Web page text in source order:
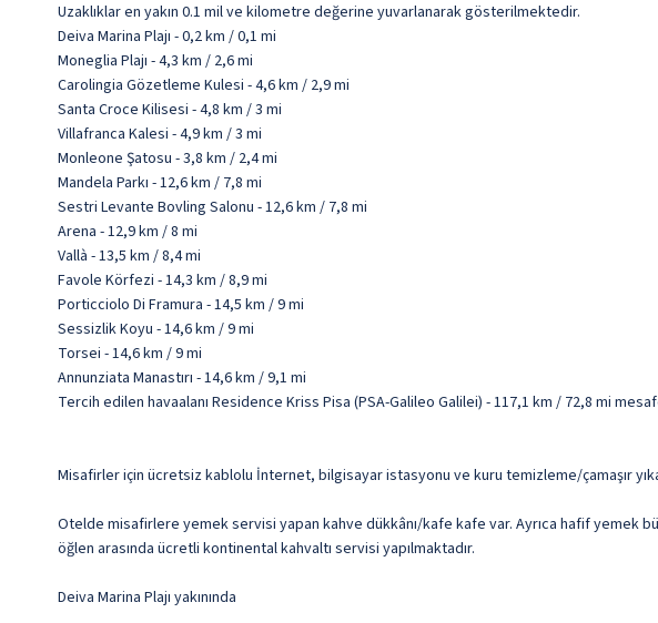
Uzaklıklar en yakın 0.1 mil ve kilometre değerine yuvarlanarak gösterilmektedir.
Deiva Marina Plajı - 0,2 km / 0,1 mi
Moneglia Plajı - 4,3 km / 2,6 mi
Carolingia Gözetleme Kulesi - 4,6 km / 2,9 mi
Santa Croce Kilisesi - 4,8 km / 3 mi
Villafranca Kalesi - 4,9 km / 3 mi
Monleone Şatosu - 3,8 km / 2,4 mi
Mandela Parkı - 12,6 km / 7,8 mi
Sestri Levante Bovling Salonu - 12,6 km / 7,8 mi
Arena - 12,9 km / 8 mi
Vallà - 13,5 km / 8,4 mi
Favole Körfezi - 14,3 km / 8,9 mi
Porticciolo Di Framura - 14,5 km / 9 mi
Sessizlik Koyu - 14,6 km / 9 mi
Torsei - 14,6 km / 9 mi
Annunziata Manastırı - 14,6 km / 9,1 mi
Tercih edilen havaalanı Residence Kriss Pisa (PSA-Galileo Galilei) - 117,1 km / 72,8 mi
Misafirler için ücretsiz kablolu İnternet, bilgisayar istasyonu ve kuru temizleme/çamaşır
Otelde misafirlere yemek servisi yapan kahve dükkânı/kafe kafe var. Ayrıca hafif
öğlen arasında ücretli kontinental kahvaltı servisi yapılmaktadır.
Deiva Marina Plajı yakınında